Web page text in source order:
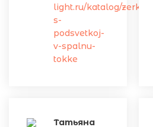
light.ru/katalog/zerkalo-
s-
podsvetkoj-
v-spalnu-
tokke
Татьяна